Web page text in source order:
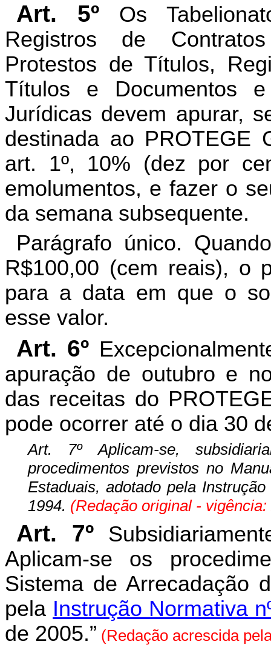
Art. 5º Os
Registros de
Protestos de Títulos,
Títulos e Documentos
Jurídicas devem apurar,
destinada ao PROTEGE
art. 1º, 10% (dez por
emolumentos, e fazer o
da semana subsequente.
Parágrafo único.
R$100,00 (cem reais), o
para a data em que o
esse valor.
Art. 6º
apuração de outubro e
das receitas do
pode ocorrer até o dia 30
Art. 7º Aplicam-se,
procedimentos previstos no
Estaduais, adotado pela
1994. (Redação original -
Art. 7º
Aplicam-se os
Sistema de Arrecadação
pela Instrução Normativa
de 2005.” (Redação acrescida